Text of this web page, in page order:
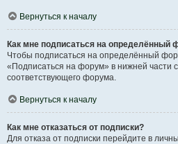
Вернуться к началу
Как мне подписаться на определённый
Чтобы подписаться на определённый
«Подписаться на форум» в нижней части
соответствующего форума.
Вернуться к началу
Как мне отказаться от подписки?
Для отказа от подписки перейдите в